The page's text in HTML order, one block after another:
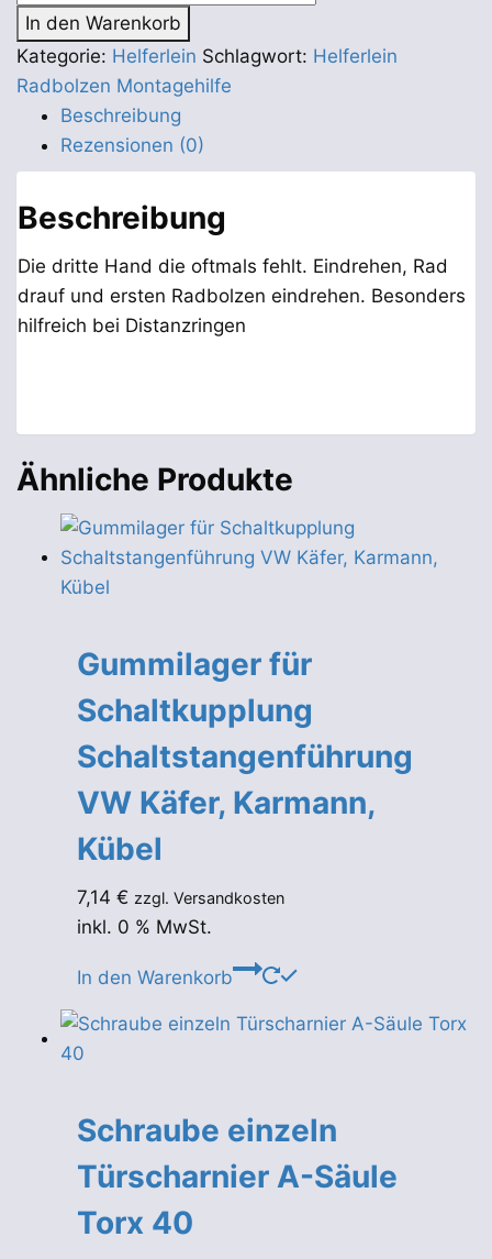
für
Räder
Menge
In den Warenkorb
Kategorie: Helferlein Schlagwort: Helferlein
Radbolzen Montagehilfe
Beschreibung
Rezensionen (0)
Beschreibung
Die dritte Hand die oftmals fehlt. Eindrehen, Rad
drauf und ersten Radbolzen eindrehen. Besonders
hilfreich bei Distanzringen
Ähnliche Produkte
Gummilager für
Schaltkupplung
Schaltstangenführung
VW Käfer, Karmann,
Kübel
7,14 € zzgl. Versandkosten
inkl. 0 % MwSt.
In den Warenkorb
Schraube einzeln
Türscharnier A-Säule
Torx 40